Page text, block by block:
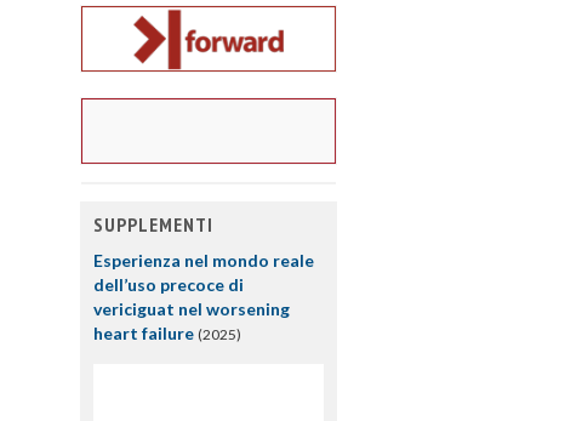
SUPPLEMENTI
Esperienza nel mondo reale
dell’uso precoce di
vericiguat nel worsening
heart failure (2025)